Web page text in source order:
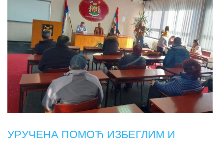
УРУЧЕНА ПОМОЋ ИЗБЕГЛИМ И